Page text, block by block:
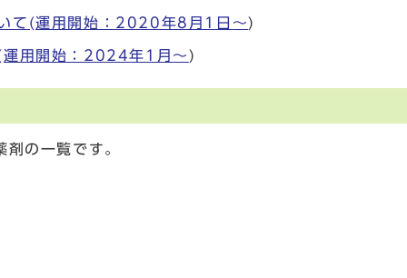
て(運用開始：2020年8月1日 〜)
運用開始：2024年1月 〜 )
の一覧です。